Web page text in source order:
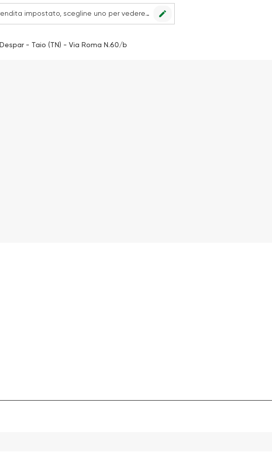
Nessun punto vendita impostato, scegline uno per vedere le offerte. edit
Despar - Taio (TN) - Via Roma N.60/b